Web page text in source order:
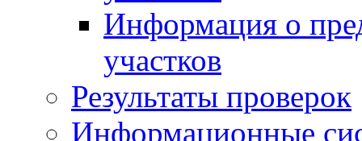
Информация о
участков
Результаты проверок
Информационные